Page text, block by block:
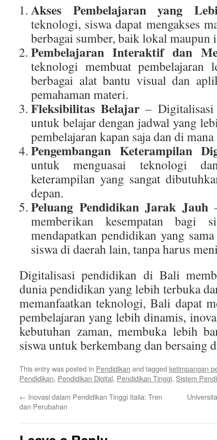
Akses Pembelajaran yang
teknologi, siswa dapat mengakses
berbagai sumber, baik lokal maupun
Pembelajaran Interaktif dan
teknologi membuat pembelajaran
berbagai alat bantu visual dan
pemahaman materi.
Fleksibilitas Belajar – Digitalisasi
untuk belajar dengan jadwal yang
pembelajaran kapan saja dan di mana
Pengembangan Keterampilan
untuk menguasai teknologi
keterampilan yang sangat
depan.
Peluang Pendidikan Jarak Jauh
memberikan kesempatan
mendapatkan pendidikan yang
siswa di daerah lain, tanpa harus
Digitalisasi pendidikan di Bali
dunia pendidikan yang lebih terbuka
memanfaatkan teknologi, Bali dapat
pembelajaran yang lebih dinamis,
kebutuhan zaman, membuka lebih
siswa untuk berkembang dan bersaing
This entry was posted in Pendidikan and tagged ketimpangan
Pendidikan, Pendidikan Digital, Pendidikan Tinggi, Sistem
← Inovasi dalam Pendidikan Tinggi Italia: Tren
dan Perubahan